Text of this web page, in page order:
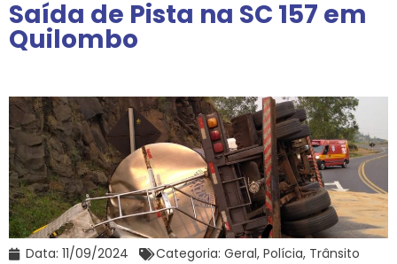
Saída de Pista na SC 157 em
Quilombo
Data: 11/09/2024 Categoria: Geral, Polícia, Trânsito